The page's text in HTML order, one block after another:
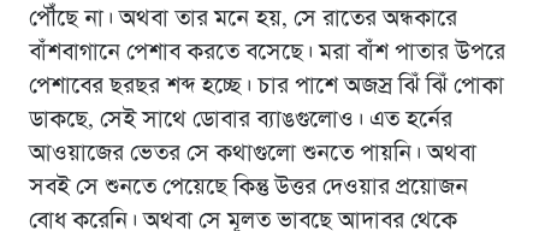
পৌঁছে না। অথবা তার মনে হয়, সে রাতের অন্ধকারে
বাঁশবাগানে পেশাব করতে বসেছে। মরা বাঁশ পাতার উপরে
পেশাবের ছরছর শব্দ হচ্ছে। চার পাশে অজস্র ঝিঁ ঝিঁ পোকা
ডাকছে, সেই সাথে ডোবার ব্যাঙগুলোও। এত হর্নের
আওয়াজের ভেতর সে কথাগুলো শুনতে পায়নি। অথবা
সবই সে শুনতে পেয়েছে কিন্তু উত্তর দেওয়ার প্রয়োজন
বোধ করেনি। অথবা সে মূলত ভাবছে আদাবর থেকে